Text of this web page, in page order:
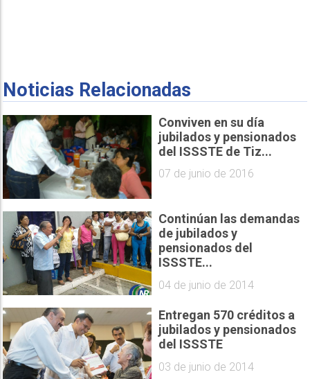
Noticias Relacionadas
Conviven en su día
jubilados y pensionados
del ISSSTE de Tiz...
07 de junio de 2016
Continúan las demandas
de jubilados y
pensionados del
ISSSTE...
04 de junio de 2014
Entregan 570 créditos a
jubilados y pensionados
del ISSSTE
03 de junio de 2014